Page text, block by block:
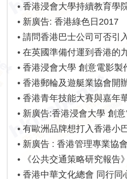
•香港浸會大學持續教育學
• 新廣告: 香港綠色日2017
•請問香港巴士公司可否引
•在英國準備付運到香港的
•香港浸會大學 創意電影製
•香港郵輪及遊艇業協會開
•香港青年技能大賽與嘉年
• 新廣告:香港浸會大學 創
•有歐洲品牌想打入香港小
• 新廣告 : 香港管理專業協會
•
《公共交通策略研究報告
•香港中華文化總會 同行同